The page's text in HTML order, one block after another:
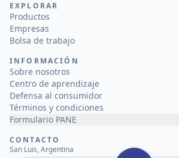
EXPLORAR
Productos
Empresas
Bolsa de trabajo
INFORMACIÓN
Sobre nosotros
Centro de aprendizaje
Defensa al consumidor
Términos y condiciones
Formulario PANE
CONTACTO
San Luis, Argentina